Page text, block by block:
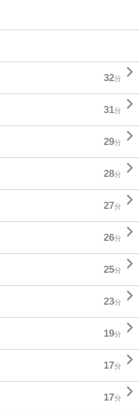
32分 
31分 
29分 
28分 
27分 
26分 
25分 
23分 
19分 
17分 
17分 